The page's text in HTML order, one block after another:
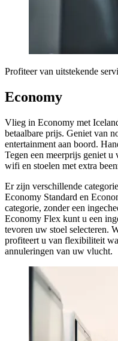
Profiteer van uitstekende
Economy
Vlieg in Economy met
betaalbare prijs. Geniet van
entertainment aan boord.
Tegen een meerprijs geniet
wifi en stoelen met extra
Er zijn verschillende
Economy Standard en
categorie, zonder een
Economy Flex kunt u een
tevoren uw stoel selecteren.
profiteert u van flexibiliteit
annuleringen van uw vlucht.